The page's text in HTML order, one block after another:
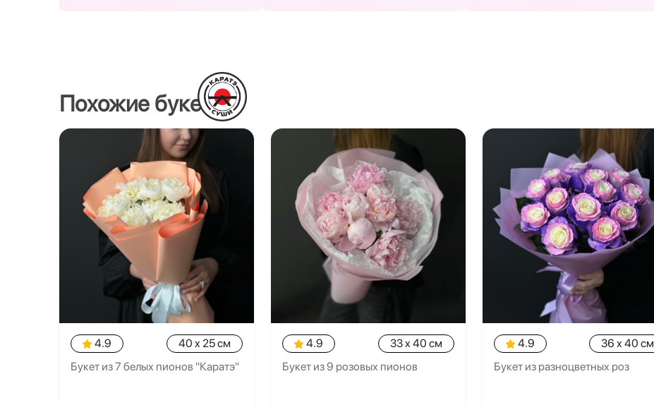
Похожие букеты
4.9
40 x 25 см
Букет из 7 белых пионов "Каратэ"
4.9
33 x 40 см
Букет из 9 розовых пионов
4.9
36 x 40 см
Букет из разноцветных роз